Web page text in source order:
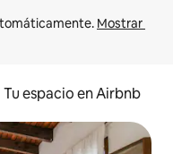
Mostrar
Tu espacio en Airbnb